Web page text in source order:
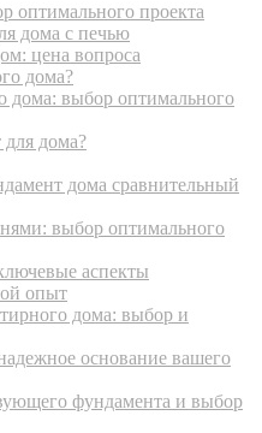
оптимального проекта
дома с печью
цена вопроса
дома?
дома: выбор оптимального
дома?
дома сравнительный
выбор оптимального
аспекты
опыт
дома: выбор и
основание вашего
фундамента и выбор